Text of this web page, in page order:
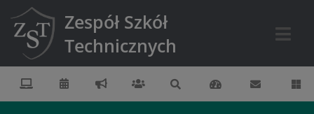
Zespół Szkół
Technicznych